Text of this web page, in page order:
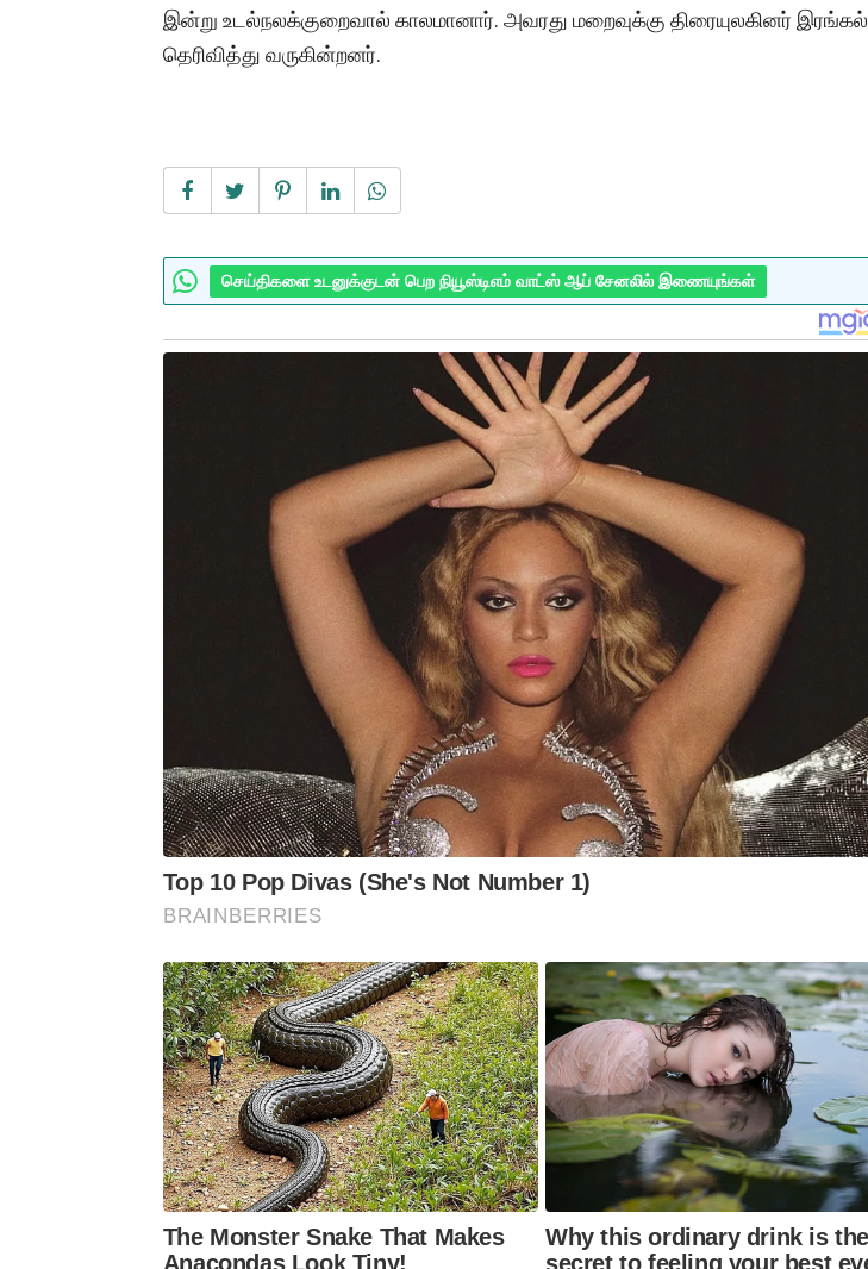
இன்று உடல்நலக்குறைவால் காலமானார். அவரது மறைவுக்கு திரையுலகினர் இரங்கல்
தெரிவித்து வருகின்றனர்.
செய்திகளை உடனுக்குடன் பெற நியூஸ்டிஎம் வாட்ஸ் ஆப் சேனலில் இணையுங்கள்